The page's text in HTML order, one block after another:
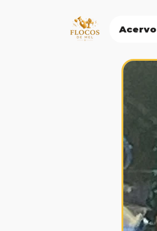
Acervo